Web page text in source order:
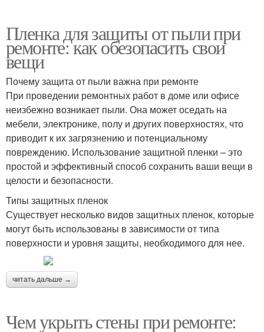
Пленка для защиты от пыли при
ремонте: как обезопасить свои
вещи
Почему защита от пыли важна при ремонте
При проведении ремонтных работ в доме или офисе
неизбежно возникает пыли. Она может оседать на
мебели, электронике, полу и других поверхностях, что
приводит к их загрязнению и потенциальному
повреждению. Использование защитной пленки – это
простой и эффективный способ сохранить ваши вещи в
целости и безопасности.
Типы защитных пленок
Существует несколько видов защитных пленок, которые
могут быть использованы в зависимости от типа
поверхности и уровня защиты, необходимого для нее.
читать дальше →
Чем укрыть стены при ремонте: